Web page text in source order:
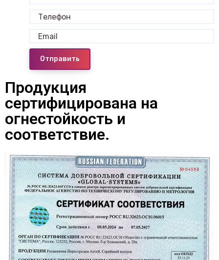
Отправить
Продукция
сертифицирована на
огнестойкость и
соответствие.